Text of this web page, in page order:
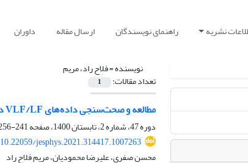
نشریه راهنمای نویسندگان ارسال مقاله داوران
نویسنده =فلاح راد، مریم
تعداد مقالات: 1
مطالعه و صحت‌سنجی داده‌‌های VLF/LF دریافتی در ایستگاه گیرنده پیش‌نشانگری موسسه ژئوفیزیک دانشگاه تهران
دوره 47، شماره 2، تابستان 1400، صفحه
241-256
10.22059/jesphys.2021.314417.1007263
محسن صفری، علیرضا محمودیان، مریم فلاح راد